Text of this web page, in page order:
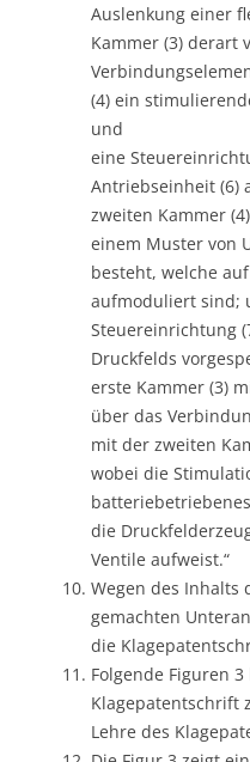
Auslenkung einer
Kammer (3) derart
(4) ein
und
eine
Antriebseinheit (6)
zweiten Kammer
einem Muster von
besteht, welche
aufmoduliert sind;
Steuereinrichtung
Druckfelds
erste Kammer (3)
über das
mit der zweiten
wobei die
die
Ventile aufweist.“
Wegen des Inhalts
gemachten
die
Folgende Figuren
Klagepatentschrift
Lehre des